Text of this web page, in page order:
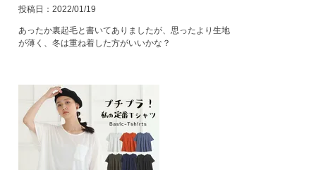
投稿日 2022/01/19
あったか裏起毛と書いてありましたが、思ったより生地
が薄く、冬は重ね着した方がいいかな？